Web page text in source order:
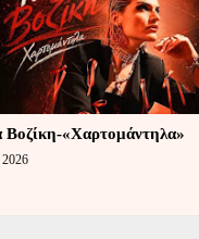
Βοζίκη-«Χαρτομάντηλα»